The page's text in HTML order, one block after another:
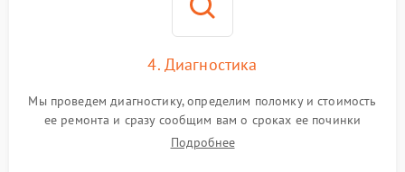
4. Диагностика
Мы проведем диагностику, определим поломку и стоимость
ее ремонта и сразу сообщим вам о сроках ее починки
Подробнее